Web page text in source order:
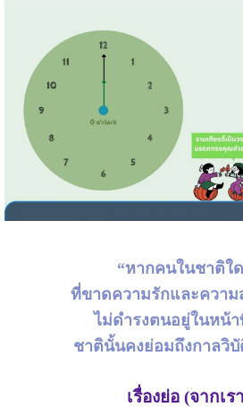
“หากคนในชาติใ
ที่ขาดความรักและควา
ไม่ดำรงตนอยู่ในหน้
ชาตินั้นคงย่อมถึงกาลวิ
เรื่องย่อ (จากเร